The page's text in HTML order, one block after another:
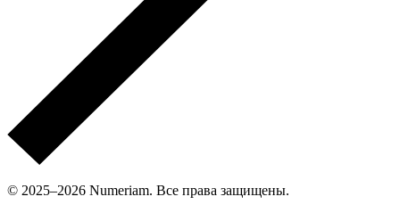
© 2025–2026 Numeriam. Все права защищены.